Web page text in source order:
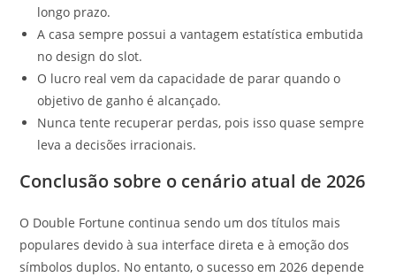
longo prazo.
A casa sempre possui a vantagem estatística embutida
no design do slot.
O lucro real vem da capacidade de parar quando o
objetivo de ganho é alcançado.
Nunca tente recuperar perdas, pois isso quase sempre
leva a decisões irracionais.
Conclusão sobre o cenário atual de 2026
O Double Fortune continua sendo um dos títulos mais
populares devido à sua interface direta e à emoção dos
símbolos duplos. No entanto, o sucesso em 2026 depende